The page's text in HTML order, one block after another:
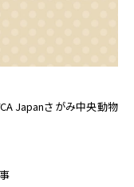
Japanさがみ中央動物